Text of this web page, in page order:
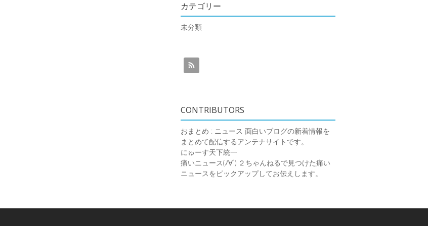
カテゴリー
未分類
CONTRIBUTORS
おまとめ : ニュース 面白いブログの新着情報を
まとめて配信するアンテナサイトです。
にゅーす天下統一
痛いニュース(ﾉ∀`) ２ちゃんねるで見つけた痛い
ニュースをピックアップしてお伝えします。